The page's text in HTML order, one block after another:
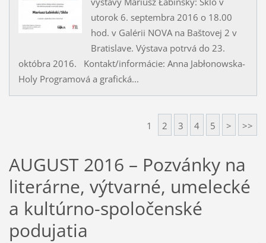
utorok 6. septembra 2016 o 18.00
hod. v Galérii NOVA na Baštovej 2 v
Bratislave. Výstava potrvá do 23.
októbra 2016. Kontakt/informácie: Anna Jabłonowska-
Holy Programová a grafická...
1 2 3 4 5 > >>
AUGUST 2016 – Pozvánky na
literárne, výtvarné, umelecké
a kultúrno-spoločenské
podujatia